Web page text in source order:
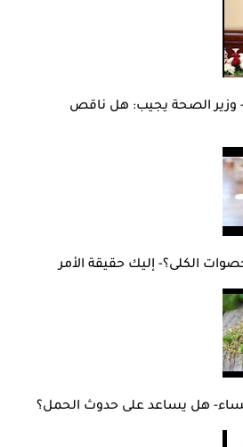
وزير الصحة يجيب: هل ناقص
الكلى؟- إليك حقيقة الأمر
هل يساعد على حدوث الحمل؟